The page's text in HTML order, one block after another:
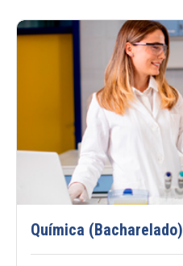
Química (Bacharelado)